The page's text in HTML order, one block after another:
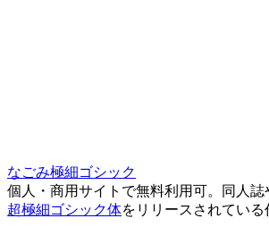
なごみ極細ゴシック
個人・商用サイトで無料利用可。同人誌
超極細ゴシック体をリリースされてい